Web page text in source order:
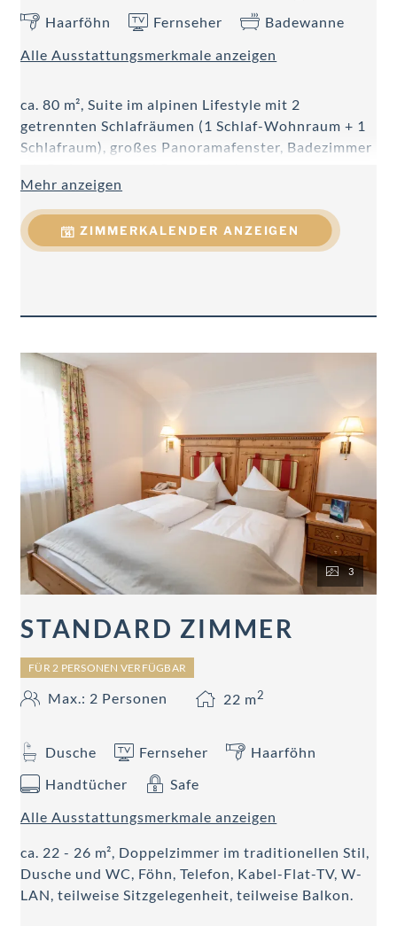
Haarföhn
Fernseher
Badewanne
Alle Ausstattungsmerkmale anzeigen
ca. 80 m², Suite im alpinen Lifestyle mit 2
getrennten Schlafräumen (1 Schlaf-Wohnraum + 1
Schlafraum), großes Panoramafenster, Badezimmer
Doppelwaschtisch, WC getrennt, Föhn,
Handtuchtrockner, Telefon, 2 Smart Flat-TV, DVD,
Dolby Surround System, W-LAN, Safe, Kachelofen,
Nespresso Kaffeemaschine, Teekocher, Mikrowelle
Mehr anzeigen
ZIMMERKALENDER ANZEIGEN
3
STANDARD ZIMMER
FÜR 2 PERSONEN VERFÜGBAR
Max.: 2 Personen 22 m2
Dusche Fernseher
Haarföhn
Handtücher
Safe
Alle Ausstattungsmerkmale anzeigen
ca. 22 - 26 m², Doppelzimmer im traditionellen Stil,
Dusche und WC, Föhn, Telefon, Kabel-Flat-TV, W-
LAN, teilweise Sitzgelegenheit, teilweise Balkon.